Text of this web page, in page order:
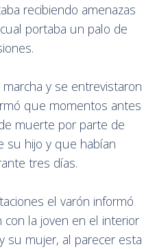
recibiendo amenazas
portaba un palo de
y se entrevistaron
que momentos antes
muerte por parte de
su hijo y que habían
tres días.
el varón informó
la joven en el interior
su mujer, al parecer esta